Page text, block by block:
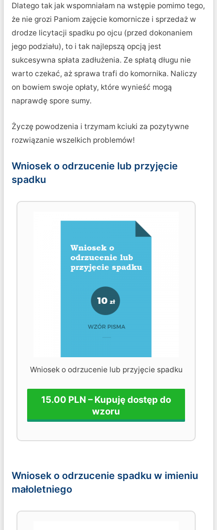
Dlatego tak jak wspomniałam na wstępie pomimo tego,
że nie grozi Paniom zajęcie komornicze i sprzedaż w
drodze licytacji spadku po ojcu (przed dokonaniem
jego podziału), to i tak najlepszą opcją jest
sukcesywna spłata zadłużenia. Ze spłatą długu nie
warto czekać, aż sprawa trafi do komornika. Naliczy
on bowiem swoje opłaty, które wynieść mogą
naprawdę spore sumy.
Życzę powodzenia i trzymam kciuki za pozytywne
rozwiązanie wszelkich problemów!
Wniosek o odrzucenie lub przyjęcie
spadku
Wniosek o odrzucenie lub przyjęcie spadku
15.00 PLN – Kupuję dostęp do
wzoru
Wniosek o odrzucenie spadku w imieniu
małoletniego